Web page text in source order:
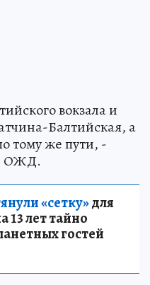
вокзала и
Балтийская, а
тому же пути, -
ОЖД.
«сетку»для
13 лет тайно
гостей